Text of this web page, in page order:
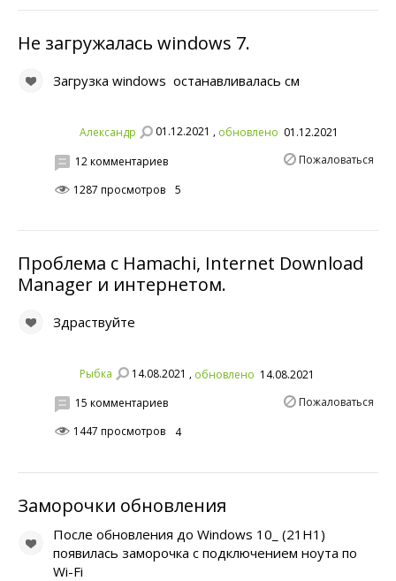
Не загружалась windows 7.
Загрузка windows останавливалась см
Aлeксандр 01.12.2021 , обновлено 01.12.2021
Пожаловаться
12 комментариев
1287 просмотров
5
Проблема с Hamachi, Internet Download
Manager и интернетом.
Здраствуйте
Рыбка 14.08.2021 , обновлено 14.08.2021
Пожаловаться
15 комментариев
1447 просмотров
4
Заморочки обновления
После обновления до Windows 10_ (21H1)
появилась заморочка с подключением ноута по
Wi-Fi